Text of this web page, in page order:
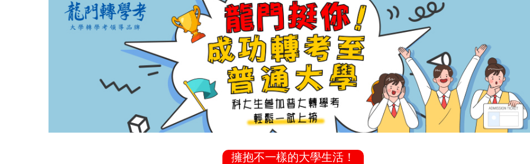
擁抱不一樣的大學生活！